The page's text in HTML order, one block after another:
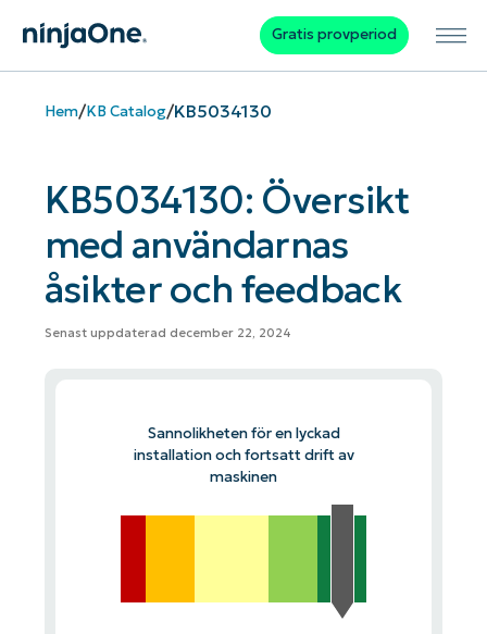
Gratis provperiod
Hem/KB Catalog/KB5034130
KB5034130: Översikt
med användarnas
åsikter och feedback
Senast uppdaterad december 22, 2024
Sannolikheten för en lyckad
installation och fortsatt drift av
maskinen